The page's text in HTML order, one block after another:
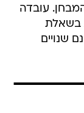
עובדה
בשאלת
שנויים